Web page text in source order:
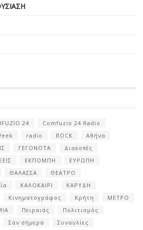
24
Comfuzio 24 Radio
radio ROCK
Αθήνα
ΓΕΓΟΝΟΤΑ
Διακοπές
ΕΚΠΟΜΠΗ
ΕΥΡΩΠΗ
ΘΑΛΑΣΣΑ
ΘΕΑΤΡΟ
ΚΑΛΟΚΑΙΡΙ
ΚΑΡΥΔΗ
Κινηματογράφος Κρήτη
ΜΕΤΡΟ
Πειραιάς
Πολιτισμός
Σαν σήμερα
Συναυλίες